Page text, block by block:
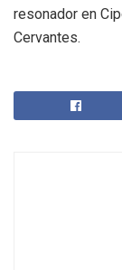
resonador en
Cervantes.